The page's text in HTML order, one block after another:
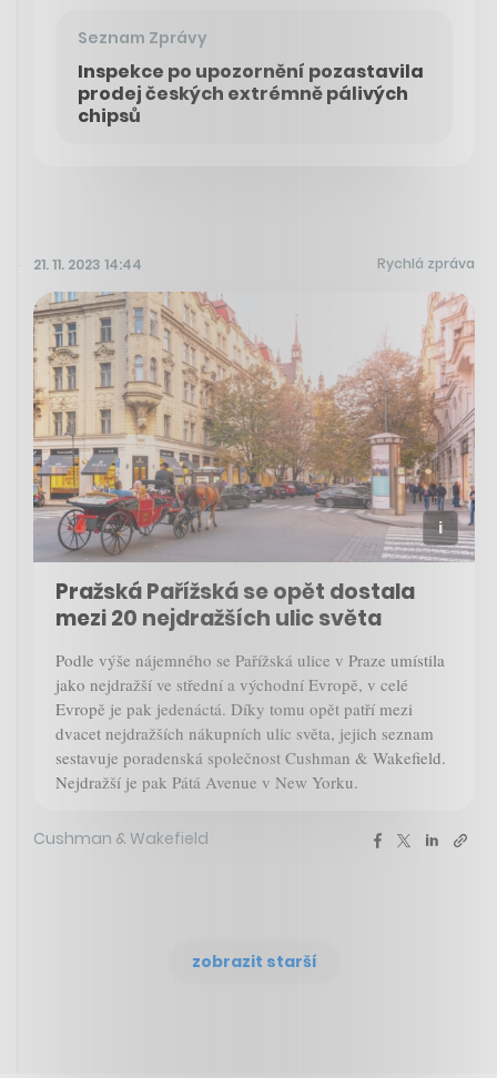
Seznam Zprávy
Inspekce po upozornění pozastavila
prodej českých extrémně pálivých
chipsů
21. 11. 2023 14:44 Rychlá zpráva
Pražská Pařížská se opět dostala
mezi 20 nejdražších ulic světa
Podle výše nájemného se Pařížská ulice v Praze umístila
jako nejdražší ve střední a východní Evropě, v celé
Evropě je pak jedenáctá. Díky tomu opět patří mezi
dvacet nejdražších nákupních ulic světa, jejich seznam
sestavuje poradenská společnost Cushman & Wakefield.
Nejdražší je pak Pátá Avenue v New Yorku.
Cushman & Wakefield
zobrazit starší